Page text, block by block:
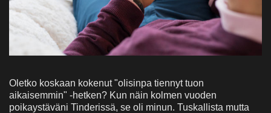
Oletko koskaan kokenut "olisinpa tiennyt tuon
aikaisemmin" -hetken? Kun näin kolmen vuoden
poikaystäväni Tinderissä, se oli minun. Tuskallista mutta